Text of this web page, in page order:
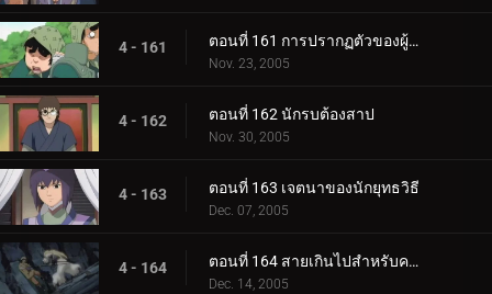
4 - 161 ตอนที่ 161 การปรากฏตัวของผู้มาเยือนที่แปลกประหลาด
Nov. 23, 2005
4 - 162 ตอนที่ 162 นักรบต้องสาป
Nov. 30, 2005
4 - 163 ตอนที่ 163 เจตนาของนักยุทธวิธี
Dec. 07, 2005
4 - 164 ตอนที่ 164 สายเกินไปสำหรับความช่วยเหลือ
Dec. 14, 2005